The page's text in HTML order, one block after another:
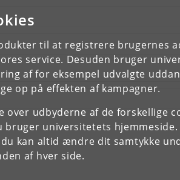
til at registrere brugernes
service. Desuden bruger
af for eksempel udvalgte
op på effekten af kampagner.
over udbyderne af de forskellige
universitetets
kan altid ændre dit samtykke
af hver side.